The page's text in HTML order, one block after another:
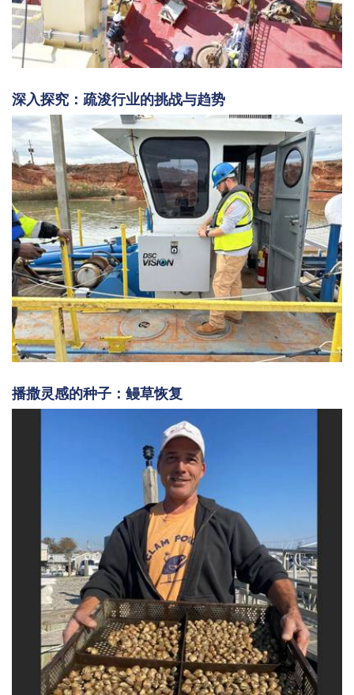
深入探究：疏浚行业的挑战与趋势
播撒灵感的种子：鳗草恢复